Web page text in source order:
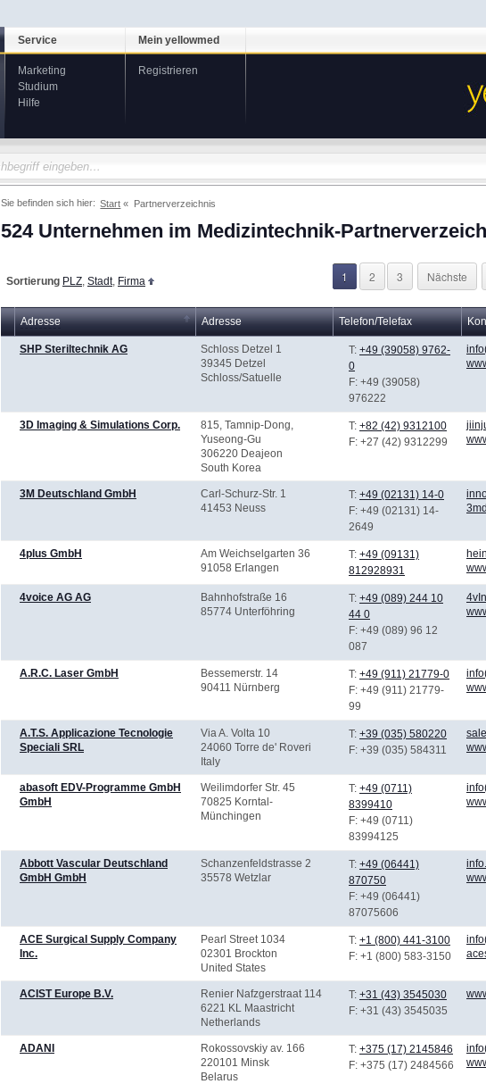
Service
Marketing
Studium
Hilfe
Mein yellowmed
Registrieren
Sie befinden sich hier: Start Partnerverzeichnis
524 Unternehmen im Medizintechnik-
Sortierung PLZ Stadt, Firma 1 2 3 Nächste
Adresse Adresse Telefon/Telefax
SHP Steriltechnik AG
Schloss Detzel 1
39345 Detzel
Schloss/Satuelle
T: +49 (39058) 9762-
0
F: +49 (39058)
976222
3D Imaging & Simulations Corp.
815, Tamnip-Dong,
Yuseong-Gu
306220 Deajeon
South Korea
T: +82 (42) 9312100
F: +27 (42) 9312299
3M Deutschland GmbH
Carl-Schurz-Str. 1
41453 Neuss
T: +49 (02131) 14-0
F: +49 (02131) 14-
2649
4plus GmbH
Am Weichselgarten 36
91058 Erlangen
T: +49 (09131)
812928931
4voice AG AG
Bahnhofstraße 16
85774 Unterföhring
T: +49 (089) 244 10
44 0
F: +49 (089) 96 12
087
A.R.C. Laser GmbH
Bessemerstr. 14
90411 Nürnberg
T: +49 (911) 21779-0
F: +49 (911) 21779-
99
A.T.S. Applicazione Tecnologie
Speciali SRL
Via A. Volta 10
24060 Torre de' Roveri
Italy
T: +39 (035) 580220
F: +39 (035) 584311
abasoft EDV-Programme GmbH
GmbH
Weilimdorfer Str. 45
70825 Korntal-
Münchingen
T: +49 (0711)
8399410
F: +49 (0711)
83994125
Abbott Vascular Deutschland
GmbH GmbH
Schanzenfeldstrasse 2
35578 Wetzlar
T: +49 (06441)
870750
F: +49 (06441)
87075606
ACE Surgical Supply Company
Inc.
Pearl Street 1034
02301 Brockton
United States
T: +1 (800) 441-3100
F: +1 (800) 583-3150
ACIST Europe B.V.
Renier Nafzgerstraat 114
6221 KL Maastricht
Netherlands
T: +31 (43) 3545030
F: +31 (43) 3545035
ADANI
Rokossovskiy av. 166
220101 Minsk
Belarus
T: +375 (17) 2145846
F: +375 (17) 2484566